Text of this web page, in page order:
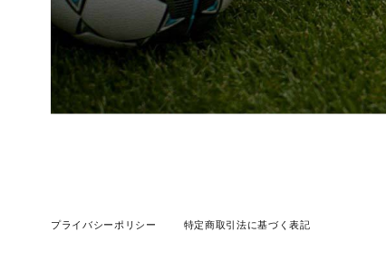
プライバシーポリシー 特定商取引法に基づく表記